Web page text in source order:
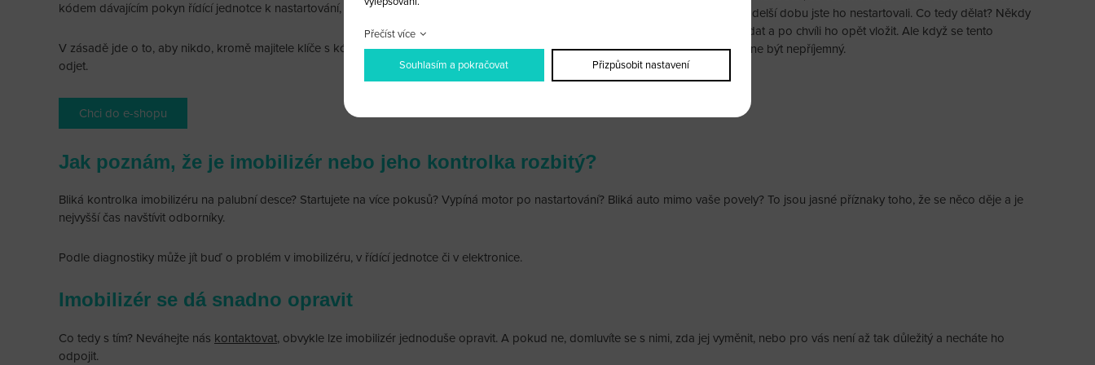
kódem dávajícím pokyn řídící jednotce k nastartování, motor se nenastartuje.
V zásadě jde o to, aby nikdo, kromě majitele klíče s kódem, nemohl auto nastartovat a
odjet.
v případě, že s ním nejezdíte často a delší dobu jste ho nestartovali. Co tedy dělat? Někdy
stačí při rozsvícení kontrolky klíč vyndat a po chvíli ho opět vložit. Ale když se tento
problém objevuje čím dál častěji, začne být nepříjemný.
Chci do e-shopu
Jak poznám, že je imobilizér nebo jeho kontrolka rozbitý?
Bliká kontrolka imobilizéru na palubní desce? Startujete na více pokusů? Vypíná motor po nastartování? Bliká auto mimo vaše povely? To jsou jasné příznaky toho, že se něco děje a je
nejvyšší čas navštívit odborníky.
Podle diagnostiky může jít buď o problém v imobilizéru, v řídící jednotce či v elektronice.
Imobilizér se dá snadno opravit
Co tedy s tím? Neváhejte nás kontaktovat, obvykle lze imobilizér jednoduše opravit. A pokud ne, domluvíte se s nimi, zda jej vyměnit, nebo pro vás není až tak důležitý a necháte ho
odpojit.
Přečíst více
Souhlasím a pokračovat Přizpůsobit nastavení